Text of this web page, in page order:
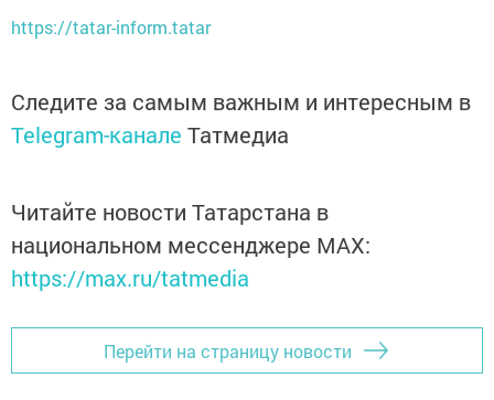
https://tatar-inform.tatar
Следите за самым важным и интересным в
Telegram-канале Татмедиа
Читайте новости Татарстана в
национальном мессенджере MАХ:
https://max.ru/tatmedia
Перейти на страницу новости